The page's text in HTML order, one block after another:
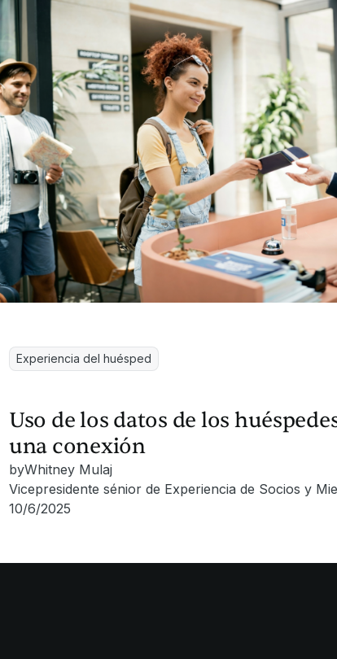
Experiencia del huésped
Uso de los datos de los
una conexión
byWhitney Mulaj
Vicepresidente sénior de Experiencia de Socios y
10/6/2025